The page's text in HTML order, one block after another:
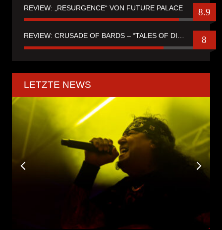
REVIEW: „RESURGENCE“ VON FUTURE PALACE 8.9
REVIEW: CRUSADE OF BARDS – “TALES OF DISTANT WORLDS“ 8
LETZTE NEWS